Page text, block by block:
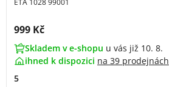
Cena s DPH:
999 Kč
Skladem v e-shopu u vás již 10. 8.
ihned k dispozici na 39 prodejnách
5